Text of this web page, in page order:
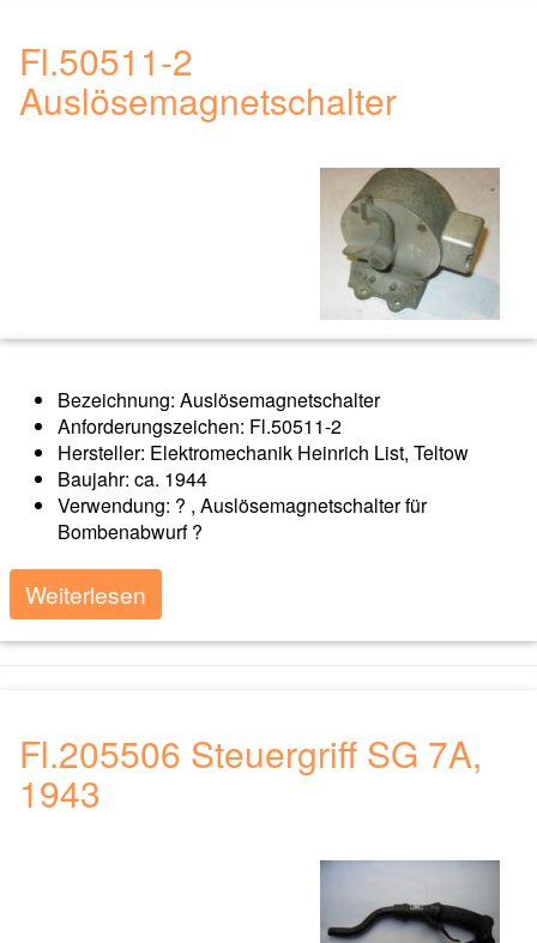
Fl.50511-2
Auslösemagnetschalter
Bezeichnung: Auslösemagnetschalter
Anforderungszeichen: Fl.50511-2
Hersteller: Elektromechanik Heinrich List, Teltow
Baujahr: ca. 1944
Verwendung: ? , Auslösemagnetschalter für
Bombenabwurf ?
Weiterlesen
Fl.205506 Steuergriff SG 7A,
1943